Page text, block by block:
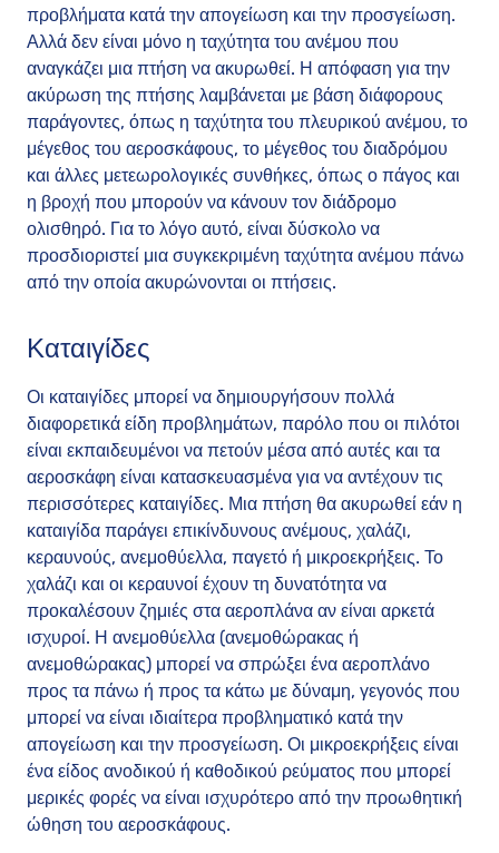
προβλήματα κατά την απογείωση και την προσγείωση.
Αλλά δεν είναι μόνο η ταχύτητα του ανέμου που
αναγκάζει μια πτήση να ακυρωθεί. Η απόφαση για την
ακύρωση της πτήσης λαμβάνεται με βάση διάφορους
παράγοντες, όπως η ταχύτητα του πλευρικού ανέμου, το
μέγεθος του αεροσκάφους, το μέγεθος του διαδρόμου
και άλλες μετεωρολογικές συνθήκες, όπως ο πάγος και
η βροχή που μπορούν να κάνουν τον διάδρομο
ολισθηρό. Για το λόγο αυτό, είναι δύσκολο να
προσδιοριστεί μια συγκεκριμένη ταχύτητα ανέμου πάνω
από την οποία ακυρώνονται οι πτήσεις.
Καταιγίδες
Οι καταιγίδες μπορεί να δημιουργήσουν πολλά
διαφορετικά είδη προβλημάτων, παρόλο που οι πιλότοι
είναι εκπαιδευμένοι να πετούν μέσα από αυτές και τα
αεροσκάφη είναι κατασκευασμένα για να αντέχουν τις
περισσότερες καταιγίδες. Μια πτήση θα ακυρωθεί εάν η
καταιγίδα παράγει επικίνδυνους ανέμους, χαλάζι,
κεραυνούς, ανεμοθύελλα, παγετό ή μικροεκρήξεις. Το
χαλάζι και οι κεραυνοί έχουν τη δυνατότητα να
προκαλέσουν ζημιές στα αεροπλάνα αν είναι αρκετά
ισχυροί. Η ανεμοθύελλα (ανεμοθώρακας ή
ανεμοθώρακας) μπορεί να σπρώξει ένα αεροπλάνο
προς τα πάνω ή προς τα κάτω με δύναμη, γεγονός που
μπορεί να είναι ιδιαίτερα προβληματικό κατά την
απογείωση και την προσγείωση. Οι μικροεκρήξεις είναι
ένα είδος ανοδικού ή καθοδικού ρεύματος που μπορεί
μερικές φορές να είναι ισχυρότερο από την προωθητική
ώθηση του αεροσκάφους.